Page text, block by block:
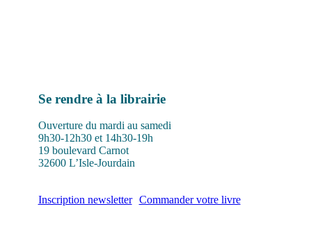
Se rendre à la librairie
Ouverture du mardi au samedi
9h30-12h30 et 14h30-19h
19 boulevard Carnot
32600 L’Isle-Jourdain
Inscription newsletter Commander votre livre